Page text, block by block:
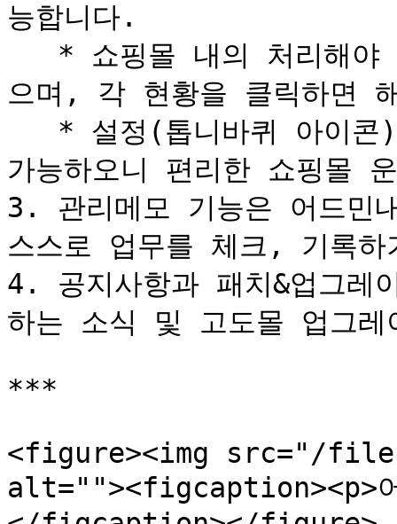
능합니다.
으며, 각 현황을 클릭하면
가능하오니 편리한 쇼핑몰
3. 관리메모 기능은 어드민
스스로 업무를 체크, 기록
4. 공지사항과 패치&업그레
하는 소식 및 고도몰 업그레
***
<figure><img src="/files/
alt=""><figcaption><p>